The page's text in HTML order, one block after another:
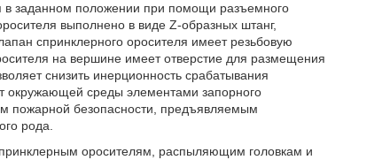
в заданном положении при помощи разъемного
выполнено в виде Z-образных штанг,
спринклерного оросителя имеет резьбовую
на вершине имеет отверстие для размещения
снизить инерционность срабатывания
окружающей среды элементами запорного
пожарной безопасности, предъявляемым
рода.
оросителям, распыляющим головкам и